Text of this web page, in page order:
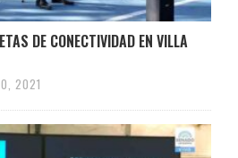
DE CONECTIVIDAD EN VILLA
2021